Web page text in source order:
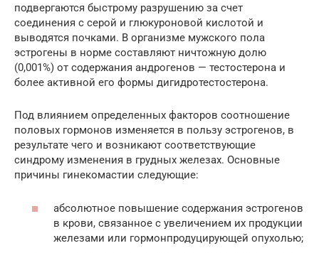
подвергаются быстрому разрушению за счет
соединения с серой и глюкуроновой кислотой и
выводятся почками. В организме мужского пола
эстрогены в норме составляют ничтожную долю
(0,001%) от содержания андрогенов — тестостерона и
более активной его формы дигидротестостерона.
Под влиянием определенных факторов соотношение
половых гормонов изменяется в пользу эстрогенов, в
результате чего и возникают соответствующие
синдрому изменения в грудных железах. Основные
причины гинекомастии следующие:
абсолютное повышение содержания эстрогенов
в крови, связанное с увеличением их продукции
железами или гормонпродуцирующей опухолью;